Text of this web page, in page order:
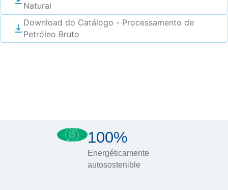
Natural
Download do Catálogo - Processamento de
Petróleo Bruto
100%
Energéticamente
autosostenible